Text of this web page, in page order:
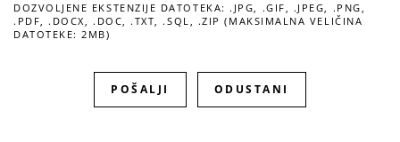
DOZVOLJENE EKSTENZIJE DATOTEKA: .JPG, .GIF, .JPEG, .PNG,
.PDF, .DOCX, .DOC, .TXT, .SQL, .ZIP (MAKSIMALNA VELIČINA
DATOTEKE: 2MB)
ODUSTANI